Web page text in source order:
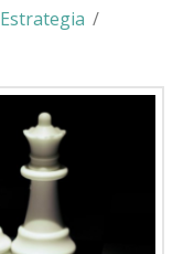
Estrategia